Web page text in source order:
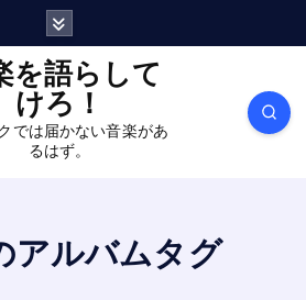
けろ！
では届かない音楽があ
るはず。
アルバムタグ